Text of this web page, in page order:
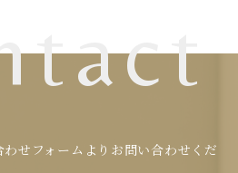
せフォームよりお問い合わせくだ